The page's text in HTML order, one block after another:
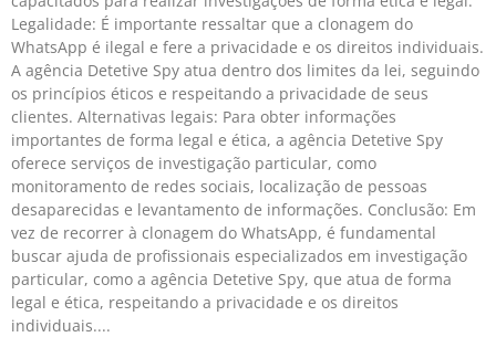
Legalidade: É importante ressaltar que a clonagem do
WhatsApp é ilegal e fere a privacidade e os direitos individuais.
A agência Detetive Spy atua dentro dos limites da lei, seguindo
os princípios éticos e respeitando a privacidade de seus
clientes. Alternativas legais: Para obter informações
importantes de forma legal e ética, a agência Detetive Spy
oferece serviços de investigação particular, como
monitoramento de redes sociais, localização de pessoas
desaparecidas e levantamento de informações. Conclusão: Em
vez de recorrer à clonagem do WhatsApp, é fundamental
buscar ajuda de profissionais especializados em investigação
particular, como a agência Detetive Spy, que atua de forma
legal e ética, respeitando a privacidade e os direitos
individuais.